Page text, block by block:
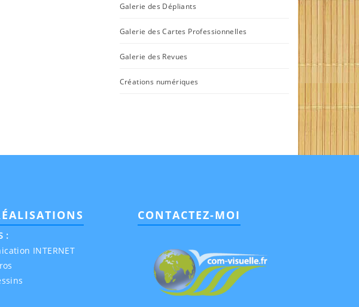
Galerie des Dépliants
Galerie des Cartes Professionnelles
Galerie des Revues
Créations numériques
:
INTERNET
CONTACTEZ-MOI